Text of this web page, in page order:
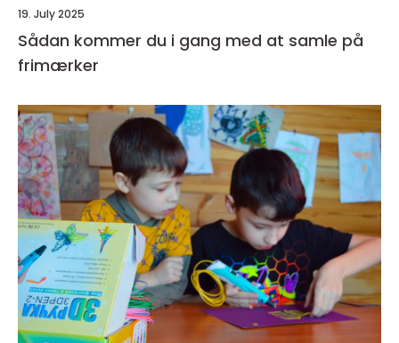
19. July 2025
Sådan kommer du i gang med at samle på
frimærker